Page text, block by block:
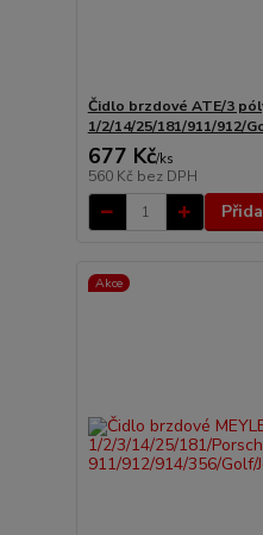
Čidlo brzdové ATE/3
1/2/14/25/181/911/912/
677 Kč/ks
560 Kč bez DPH
Akce